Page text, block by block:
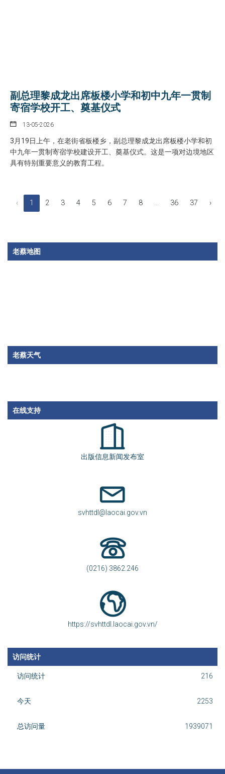
副总理黎成龙出席板楼小学和初中九年一贯制
寄宿学校开工、奠基仪式
13-05-2026
3月19日上午，在老街省板楼乡，副总理黎成龙出席板楼小学和初
中九年一贯制寄宿学校建设开工、奠基仪式。这是一项对边境地区
具有特别重要意义的教育工程。
‹ 1 2 3 4 5 6 7 8 ... 36 37 ›
老蔡地图
老蔡天气
在线支持
出版信息新闻发布室
svhttdl@laocai.gov.vn
(0216) 3862.246
https://svhttdl.laocai.gov.vn/
访问统计
访问统计 216
今天 2253
总访问量 1939071